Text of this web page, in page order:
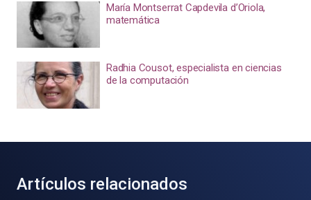
María Montserrat Capdevila d’Oriola,
matemática
Radhia Cousot, especialista en ciencias
de la computación
Artículos relacionados